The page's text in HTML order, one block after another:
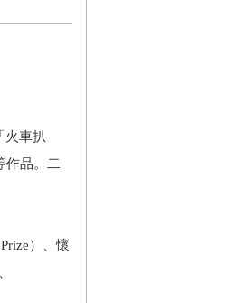
火車扒
作品。二
）、懷